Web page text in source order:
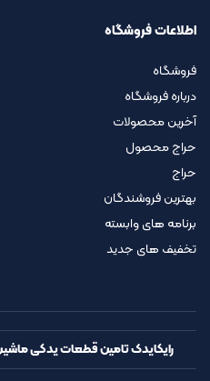
اطلاعات فروشگاه
فروشگاه
درباره فروشگاه
آخرین محصولات
حراج محصول
حراج
بهترین فروشندگان
برنامه های وابسته
تخفیف های جدید
رایکایدک تامین قطعات یدکی